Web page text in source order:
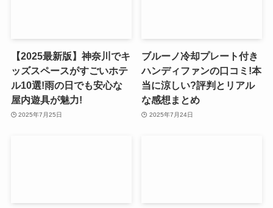
【2025最新版】神奈川でキ
ッズスペースがすごいホテ
ル10選!雨の日でも安心な
屋内遊具が魅力!
2025年7月25日
ブルーノ冷却プレート付き
ハンディファンの口コミ!本
当に涼しい?評判とリアル
な感想まとめ
2025年7月24日